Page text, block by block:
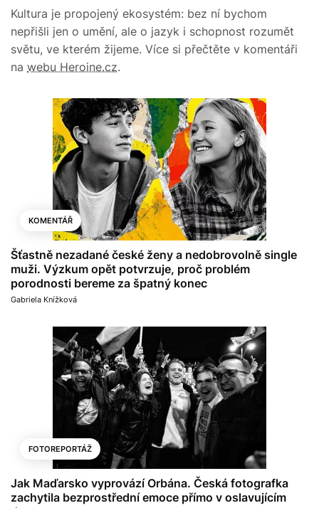
Kultura je propojený ekosystém: bez ní bychom
nepřišli jen o umění, ale o jazyk i schopnost rozumět
světu, ve kterém žijeme. Více si přečtěte v komentáři
na webu Heroine.cz.
KOMENTÁŘ
Šťastně nezadané české ženy a nedobrovolně single
muži. Výzkum opět potvrzuje, proč problém
porodnosti bereme za špatný konec
Gabriela Knížková
FOTOREPORTÁŽ
Jak Maďarsko vyprovází Orbána. Česká fotografka
zachytila bezprostřední emoce přímo v oslavujícím